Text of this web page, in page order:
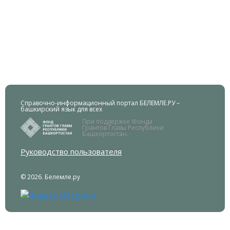
Справочно-информационный портал БЕЛЕМЛЕ.РУ –
башкирский язык для всех
При поддержке Фонда
Грантов Главы Республики
Башкортостан.
Руководство пользователя
© 2026. Белемле.ру